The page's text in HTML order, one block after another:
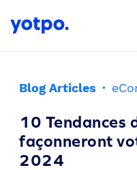
Blog Articles ·
10 Tendances
façonneront
2024